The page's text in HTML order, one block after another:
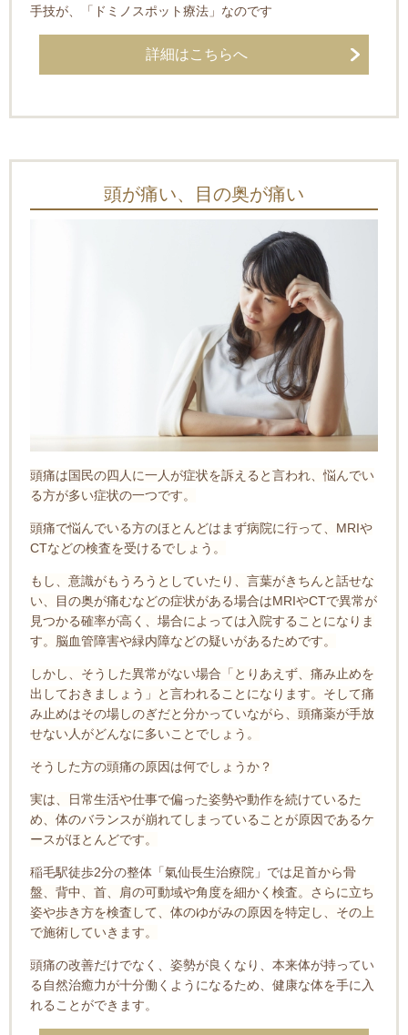
手技が、「ドミノスポット療法」なのです
詳細はこちらへ
頭が痛い、目の奥が痛い
頭痛は国民の四人に一人が症状を訴えると言われ、悩んでい
る方が多い症状の一つです。
頭痛で悩んでいる方のほとんどはまず病院に行って、MRIや
CTなどの検査を受けるでしょう。
もし、意識がもうろうとしていたり、言葉がきちんと話せな
い、目の奥が痛むなどの症状がある場合はMRIやCTで異常が
見つかる確率が高く、場合によっては入院することになりま
す。脳血管障害や緑内障などの疑いがあるためです。
しかし、そうした異常がない場合「とりあえず、痛み止めを
出しておきましょう」と言われることになります。そして痛
み止めはその場しのぎだと分かっていながら、頭痛薬が手放
せない人がどんなに多いことでしょう。
そうした方の頭痛の原因は何でしょうか？
実は、日常生活や仕事で偏った姿勢や動作を続けているた
め、体のバランスが崩れてしまっていることが原因であるケ
ースがほとんどです。
稲毛駅徒歩2分の整体「氣仙長生治療院」では足首から骨
盤、背中、首、肩の可動域や角度を細かく検査。さらに立ち
姿や歩き方を検査して、体のゆがみの原因を特定し、その上
で施術していきます。
頭痛の改善だけでなく、姿勢が良くなり、本来体が持ってい
る自然治癒力が十分働くようになるため、健康な体を手に入
れることができます。